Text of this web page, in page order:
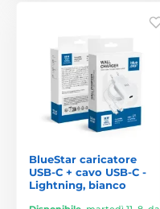
BlueStar caricatore
USB-C + cavo USB-C -
Lightning, bianco